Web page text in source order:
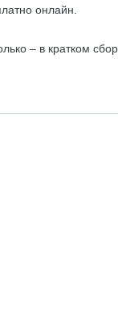
онлайн.
– в кратком